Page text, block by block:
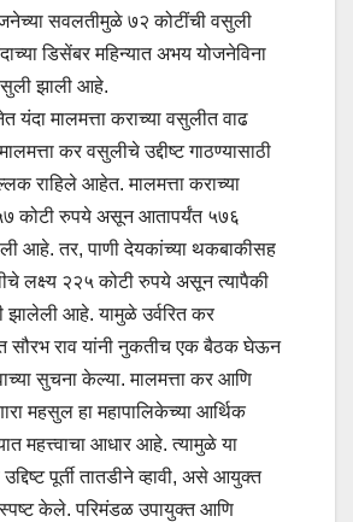
सवलतीमुळे ७२ कोटींची वसुली
डिसेंबर महिन्यात अभय योजनेविना
झाली आहे.
यंदा मालमत्ता कराच्या वसुलीत वाढ
कर वसुलीचे उद्दीष्ट गाठण्यासाठी
राहिले आहेत. मालमत्ता कराच्या
कोटी रुपये असून आतापर्यंत ५७६
आहे. तर, पाणी देयकांच्या थकबाकीसह
लक्ष्य २२५ कोटी रुपये असून त्यापैकी
झालेली आहे. यामुळे उर्वरित कर
सौरभ राव यांनी नुकतीच एक बैठक घेऊन
सुचना केल्या. मालमत्ता कर आणि
महसुल हा महापालिकेच्या आर्थिक
महत्त्वाचा आधार आहे. त्यामुळे या
उद्दिष्ट पूर्ती तातडीने व्हावी, असे आयुक्त
स्पष्ट केले. परिमंडळ उपायुक्त आणि